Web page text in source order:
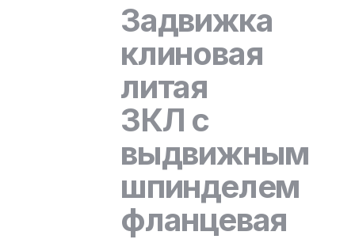
Задвижка
клиновая
литая
ЗКЛ с
выдвижным
шпинделем
фланцевая